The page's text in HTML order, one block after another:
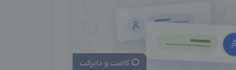
کامنت و دایرکت